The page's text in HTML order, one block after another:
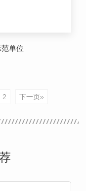
单位
2 下一页»